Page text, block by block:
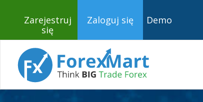
Zarejestruj
się
Zaloguj się Demo